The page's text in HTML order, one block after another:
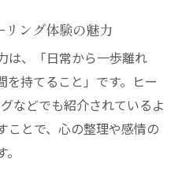
リング体験の魅力
は、「日常から一歩離れ
持てること」です。ヒー
などでも紹介されているよ
ことで、心の整理や感情の